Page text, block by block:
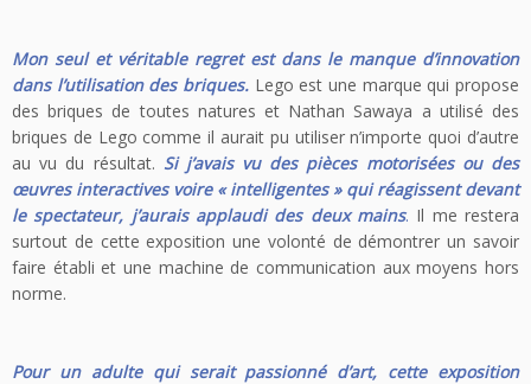
Mon seul et véritable regret est dans le manque d’innovation
dans l’utilisation des briques. Lego est une marque qui propose
des briques de toutes natures et Nathan Sawaya a utilisé des
briques de Lego comme il aurait pu utiliser n’importe quoi d’autre
au vu du résultat. Si j’avais vu des pièces motorisées ou des
œuvres interactives voire « intelligentes » qui réagissent devant
le spectateur, j’aurais applaudi des deux mains. Il me restera
surtout de cette exposition une volonté de démontrer un savoir
faire établi et une machine de communication aux moyens hors
norme.
Pour un adulte qui serait passionné d’art, cette exposition